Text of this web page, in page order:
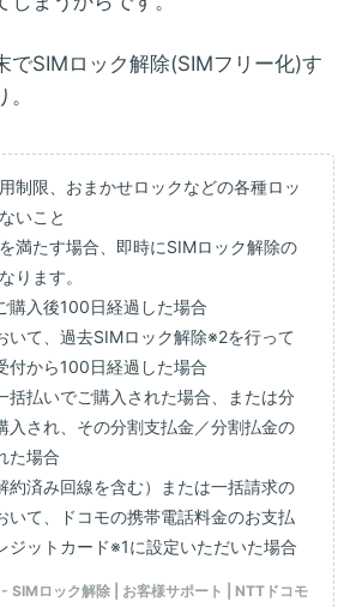
でSIMロック解除(SIMフリー化)す
制限、おまかせロックなどの各種ロッ
いこと
満たす場合、即時にSIMロック解除の
ります。
購入後100日経過した場合
いて、過去SIMロック解除※2を行って
付から100日経過した場合
括払いでご購入された場合、または分
入され、その分割支払金／分割払金の
た場合
約済み回線を含む）または一括請求の
いて、ドコモの携帯電話料金のお支払
ジットカード※1に設定いただいた場合
SIMロック解除 | お客様サポート | NTTドコモ